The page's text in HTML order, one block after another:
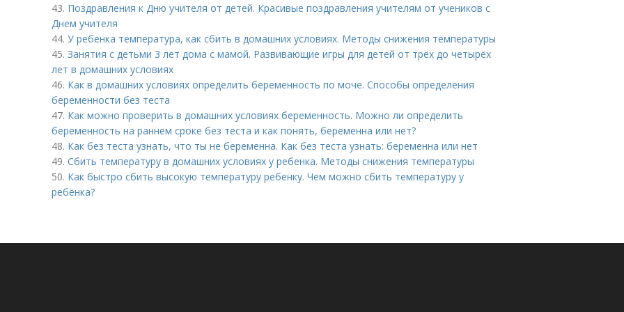
43. Поздравления к Дню учителя от детей. Красивые поздравления учителям от учеников с
Днем учителя
44. У ребенка температура, как сбить в домашних условиях. Методы снижения температуры
45. Занятия с детьми 3 лет дома с мамой. Развивающие игры для детей от трёх до четырёх
лет в домашних условиях
46. Как в домашних условиях определить беременность по моче. Способы определения
беременности без теста
47. Как можно проверить в домашних условиях беременность. Можно ли определить
беременность на раннем сроке без теста и как понять, беременна или нет?
48. Как без теста узнать, что ты не беременна. Как без теста узнать: беременна или нет
49. Сбить температуру в домашних условиях у ребенка. Методы снижения температуры
50. Как быстро сбить высокую температуру ребенку. Чем можно сбить температуру у
ребёнка?